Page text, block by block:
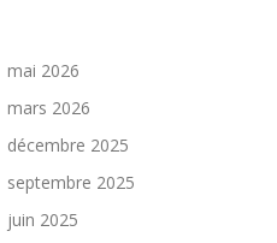
mai 2026
mars 2026
décembre 2025
septembre 2025
juin 2025